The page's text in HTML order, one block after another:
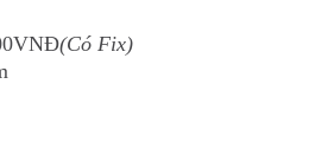
(Có Fix)